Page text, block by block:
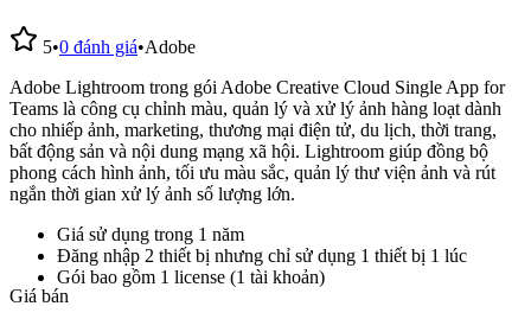
5•0 đánh giá•Adobe
Adobe Lightroom trong gói Adobe Creative Cloud Single App for
Teams là công cụ chỉnh màu, quản lý và xử lý ảnh hàng loạt dành
cho nhiếp ảnh, marketing, thương mại điện tử, du lịch, thời trang,
bất động sản và nội dung mạng xã hội. Lightroom giúp đồng bộ
phong cách hình ảnh, tối ưu màu sắc, quản lý thư viện ảnh và rút
ngắn thời gian xử lý ảnh số lượng lớn.
Giá sử dụng trong 1 năm
Đăng nhập 2 thiết bị nhưng chỉ sử dụng 1 thiết bị 1 lúc
Gói bao gồm 1 license (1 tài khoản)
Giá bán